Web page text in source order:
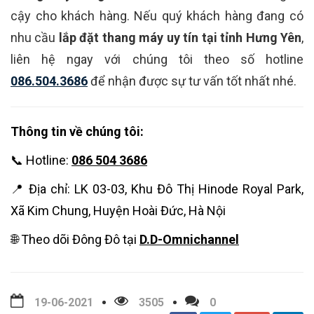
cậy cho khách hàng. Nếu quý khách hàng đang có
nhu cầu lắp đặt thang máy uy tín tại tỉnh Hưng Yên,
liên hệ ngay với chúng tôi theo số hotline
086.504.3686để nhận được sự tư vấn tốt nhất nhé.
Thông tin về chúng tôi:
📞 Hotline: 086 504 3686
📍 Địa chỉ: LK 03-03, Khu Đô Thị Hinode Royal Park,
Xã Kim Chung, Huyện Hoài Đức, Hà Nội
🌐 Theo dõi Đông Đô tại D.D-Omnichannel
19-06-2021 3505 0